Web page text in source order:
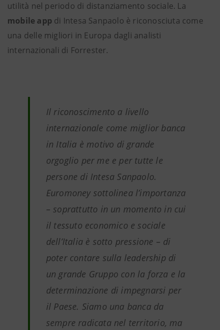
utilità nel periodo di distanziamento sociale. La
mobile app di Intesa Sanpaolo è riconosciuta come
una delle migliori in Europa dagli analisti
internazionali di Forrester.
Il riconoscimento a livello
internazionale come miglior banca
in Italia è motivo di grande
orgoglio per me e per tutte le
persone di Intesa Sanpaolo.
Euromoney sottolinea l’importanza
– soprattutto in un momento in cui
il tessuto economico e sociale
dell’Italia è sotto pressione – di
poter contare sulla leadership di
un grande Gruppo con la forza e la
determinazione di impegnarsi per
il Paese. Siamo una banca da
sempre radicata nel territorio, ma